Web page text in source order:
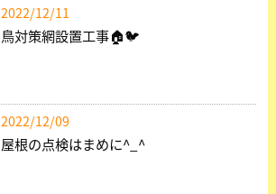
2022/12/11
鳥対策網設置工事🏠🐦
2022/12/09
屋根の点検はまめに^_^